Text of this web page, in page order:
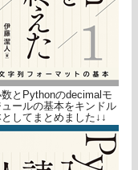
とPythonのdecimalモ
ュールの基本をキンドル
してまとめました↓↓